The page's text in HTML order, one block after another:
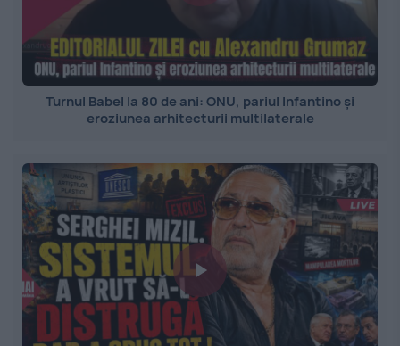
Turnul Babel la 80 de ani: ONU, pariul Infantino și
eroziunea arhitecturii multilaterale